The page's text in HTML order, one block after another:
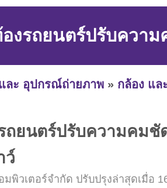
องรถยนตร์ปรับควา
ละ อุปกรณ์ถ่ายภาพ » กล้อง แ
ถยนตร์ปรับความคม
ว์
พิวเตอร์จำกัด ปรับปรุงล่าสุดเมื่อ